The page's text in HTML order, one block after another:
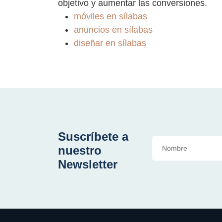
objetivo y aumentar las conversiones.
móviles en sílabas
anuncios en sílabas
diseñar en sílabas
Suscríbete a
nuestro
Newsletter